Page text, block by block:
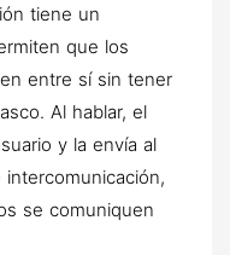
tiene un
que los
entre sí sin tener
Al hablar, el
y la envía al
se comuniquen